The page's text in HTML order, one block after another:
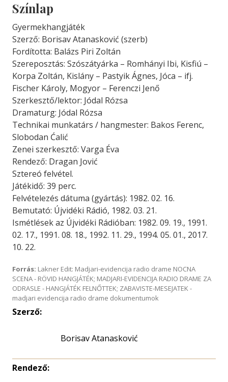
Színlap
Gyermekhangjáték
Szerző: Borisav Atanasković (szerb)
Fordította: Balázs Piri Zoltán
Szereposztás: Szószátyárka – Romhányi Ibi, Kisfiú –
Korpa Zoltán, Kislány – Pastyik Ágnes, Jóca – ifj.
Fischer Károly, Mogyor – Ferenczi Jenő
Szerkesztő/lektor: Jódal Rózsa
Dramaturg: Jódal Rózsa
Technikai munkatárs / hangmester: Bakos Ferenc,
Slobodan Ćalić
Zenei szerkesztő: Varga Éva
Rendező: Dragan Jović
Sztereó felvétel.
Játékidő: 39 perc.
Felvételezés dátuma (gyártás): 1982. 02. 16.
Bemutató: Újvidéki Rádió, 1982. 03. 21.
Ismétlések az Újvidéki Rádióban: 1982. 09. 19., 1991.
02. 17., 1991. 08. 18., 1992. 11. 29., 1994. 05. 01., 2017.
10. 22.
Forrás: Lakner Edit: Madjari-evidencija radio drame NOCNA
SCENA - RÖVID HANGJÁTÉK; MADJARI-EVIDENCIJA RADIO DRAME ZA
ODRASLE - HANGJÁTÉK FELNŐTTEK; ZABAVISTE-MESEJATEK -
madjari evidencija radio drame dokumentumok
Szerző:
Borisav Atanasković
Rendező: